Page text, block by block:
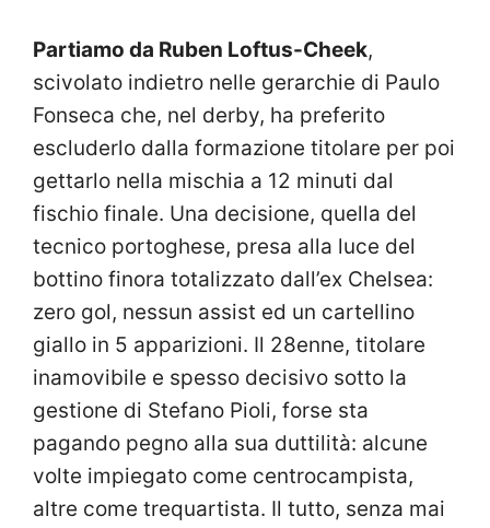
Partiamo da Ruben Loftus-Cheek,
scivolato indietro nelle gerarchie di Paulo
Fonseca che, nel derby, ha preferito
escluderlo dalla formazione titolare per poi
gettarlo nella mischia a 12 minuti dal
fischio finale. Una decisione, quella del
tecnico portoghese, presa alla luce del
bottino finora totalizzato dall’ex Chelsea:
zero gol, nessun assist ed un cartellino
giallo in 5 apparizioni. Il 28enne, titolare
inamovibile e spesso decisivo sotto la
gestione di Stefano Pioli, forse sta
pagando pegno alla sua duttilità: alcune
volte impiegato come centrocampista,
altre come trequartista. Il tutto, senza mai